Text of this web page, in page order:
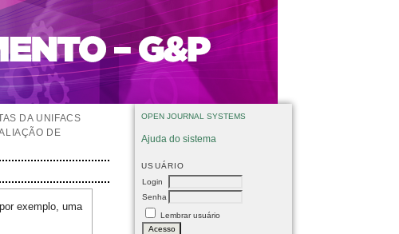
OPEN JOURNAL SYSTEMS
Ajuda do sistema
USUÁRIO
Login
Senha
Lembrar usuário
DA UNIFACS
DE
exemplo, uma